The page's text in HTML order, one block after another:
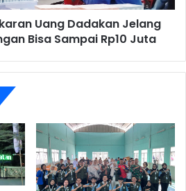
Uang Dadakan Jelang
Bisa Sampai Rp10 Juta